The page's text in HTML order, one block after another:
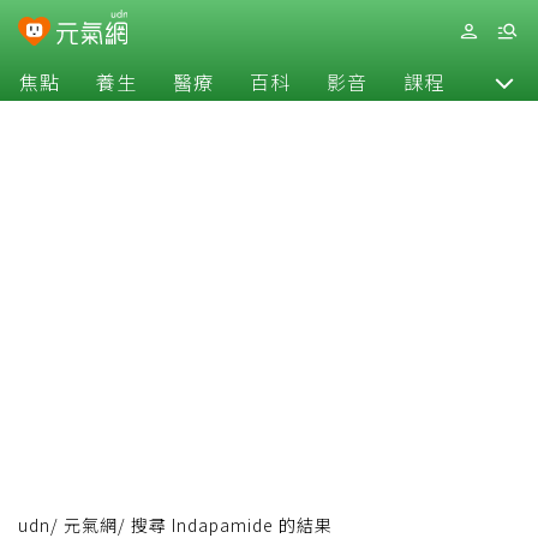
焦點 養生 醫療 百科 影音 課程 退休
udn/ 元氣網/ 搜尋 Indapamide 的結果